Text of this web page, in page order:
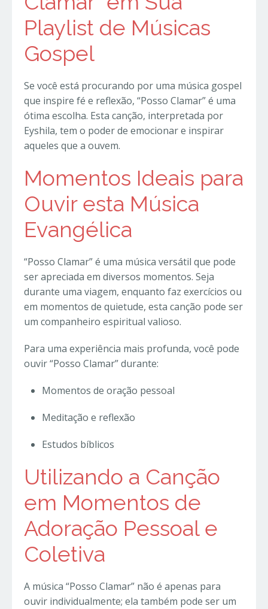
Playlist de Músicas
Gospel
Se você está procurando por uma música gospel
que inspire fé e reflexão, “Posso Clamar” é uma
ótima escolha. Esta canção, interpretada por
Eyshila, tem o poder de emocionar e inspirar
aqueles que a ouvem.
Momentos Ideais para
Ouvir esta Música
Evangélica
“Posso Clamar” é uma música versátil que pode
ser apreciada em diversos momentos. Seja
durante uma viagem, enquanto faz exercícios ou
em momentos de quietude, esta canção pode ser
um companheiro espiritual valioso.
Para uma experiência mais profunda, você pode
ouvir “Posso Clamar” durante:
Momentos de oração pessoal
Meditação e reflexão
Estudos bíblicos
Utilizando a Canção
em Momentos de
Adoração Pessoal e
Coletiva
A música “Posso Clamar” não é apenas para
ouvir individualmente; ela também pode ser um